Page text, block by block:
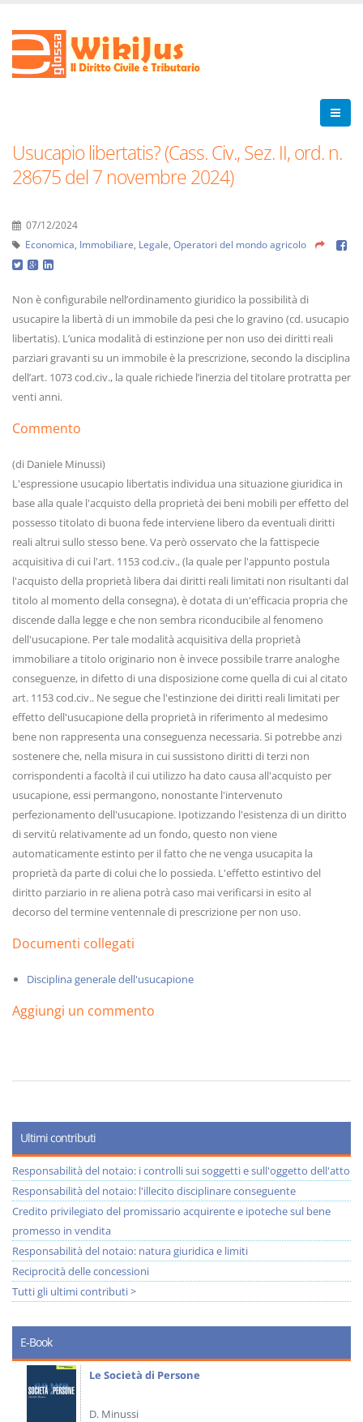
Usucapio libertatis? (Cass. Civ., Sez. II, ord. n.
28675 del 7 novembre 2024)
07/12/2024
Economica Immobiliare Legale Operatori del mondo agricolo
Non è configurabile nell’ordinamento giuridico la possibilità di
usucapire la libertà di un immobile da pesi che lo gravino (cd. usucapio
libertatis). L’unica modalità di estinzione per non uso dei diritti reali
parziari gravanti su un immobile è la prescrizione, secondo la disciplina
dell’art. 1073 cod.civ., la quale richiede l’inerzia del titolare protratta per
venti anni.
Commento
(di Daniele Minussi)
L'espressione usucapio libertatis individua una situazione giuridica in
base alla quale l'acquisto della proprietà dei beni mobili per effetto del
possesso titolato di buona fede interviene libero da eventuali diritti
reali altrui sullo stesso bene. Va però osservato che la fattispecie
acquisitiva di cui l'art. 1153 cod.civ., (la quale per l'appunto postula
l'acquisto della proprietà libera dai diritti reali limitati non risultanti dal
titolo al momento della consegna), è dotata di un'efficacia propria che
discende dalla legge e che non sembra riconducibile al fenomeno
dell'usucapione. Per tale modalità acquisitiva della proprietà
immobiliare a titolo originario non è invece possibile trarre analoghe
conseguenze, in difetto di una disposizione come quella di cui al citato
art. 1153 cod.civ.. Ne segue che l'estinzione dei diritti reali limitati per
effetto dell'usucapione della proprietà in riferimento al medesimo
bene non rappresenta una conseguenza necessaria. Si potrebbe anzi
sostenere che, nella misura in cui sussistono diritti di terzi non
corrispondenti a facoltà il cui utilizzo ha dato causa all'acquisto per
usucapione, essi permangono, nonostante l'intervenuto
perfezionamento dell'usucapione. Ipotizzando l'esistenza di un diritto
di servitù relativamente ad un fondo, questo non viene
automaticamente estinto per il fatto che ne venga usucapita la
proprietà da parte di colui che lo possieda. L'effetto estintivo del
diritto parziario in re aliena potrà caso mai verificarsi in esito al
decorso del termine ventennale di prescrizione per non uso.
Documenti collegati
Disciplina generale dell'usucapione
Aggiungi un commento
Ultimi contributi
Responsabilità del notaio: i controlli sui soggetti e sull'oggetto dell'atto
Responsabilità del notaio: l'illecito disciplinare conseguente
Credito privilegiato del promissario acquirente e ipoteche sul bene
promesso in vendita
Responsabilità del notaio: natura giuridica e limiti
Reciprocità delle concessioni
Tutti gli ultimi contributi >
E-Book
Le Società di Persone
D. Minussi